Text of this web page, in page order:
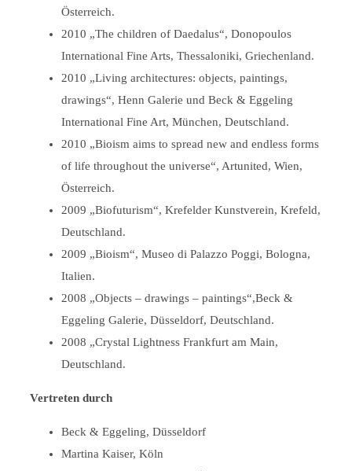
Österreich.
2010 „The children of Daedalus“, Donopoulos
International Fine Arts, Thessaloniki, Griechenland.
2010 „Living architectures: objects, paintings,
drawings“, Henn Galerie und Beck & Eggeling
International Fine Art, München, Deutschland.
2010 „Bioism aims to spread new and endless forms
of life throughout the universe“, Artunited, Wien,
Österreich.
2009 „Biofuturism“, Krefelder Kunstverein, Krefeld,
Deutschland.
2009 „Bioism“, Museo di Palazzo Poggi, Bologna,
Italien.
2008 „Objects – drawings – paintings“,Beck &
Eggeling Galerie, Düsseldorf, Deutschland.
2008 „Crystal Lightness Frankfurt am Main,
Deutschland.
Vertreten durch
Beck & Eggeling, Düsseldorf
Martina Kaiser, Köln